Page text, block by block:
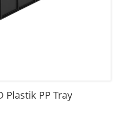
Plastik PP Tray